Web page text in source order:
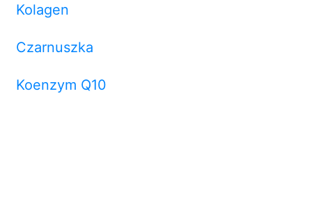
Kolagen
Czarnuszka
Koenzym Q10